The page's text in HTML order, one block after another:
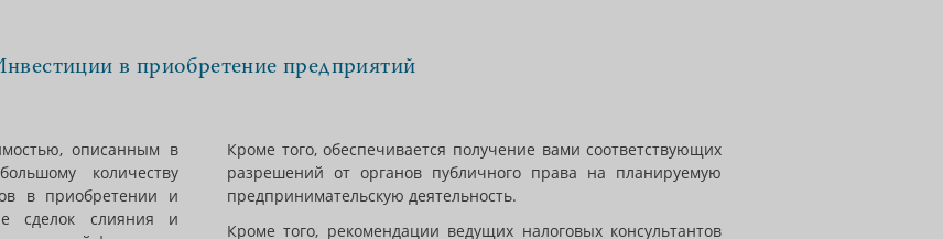
в приобретение предприятий
описанным в
количеству
в приобретении и
сделок слияния и
Кроме того, обеспечивается получение вами соответствующих
разрешений от органов публичного права на планируемую
предпринимательскую деятельность.
Кроме того, рекомендации ведущих налоговых консультантов